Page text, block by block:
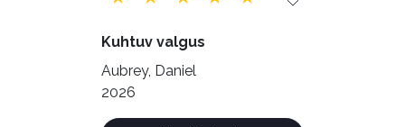
Kuhtuv valgus
Aubrey, Daniel
2026